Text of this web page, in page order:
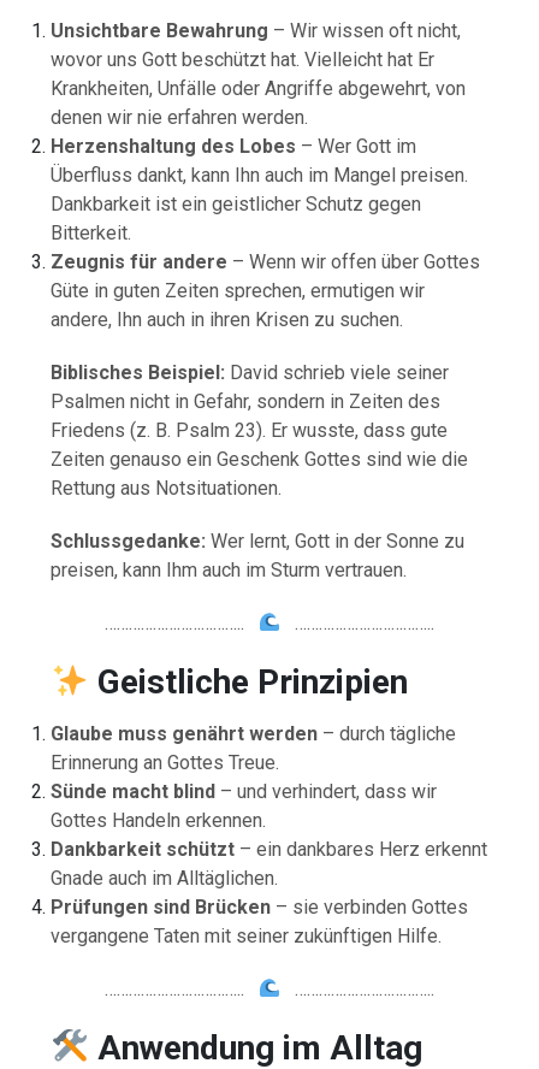
Unsichtbare Bewahrung – Wir wissen oft nicht,
wovor uns Gott beschützt hat. Vielleicht hat Er
Krankheiten, Unfälle oder Angriffe abgewehrt, von
denen wir nie erfahren werden.
Herzenshaltung des Lobes – Wer Gott im
Überfluss dankt, kann Ihn auch im Mangel preisen.
Dankbarkeit ist ein geistlicher Schutz gegen
Bitterkeit.
Zeugnis für andere – Wenn wir offen über Gottes
Güte in guten Zeiten sprechen, ermutigen wir
andere, Ihn auch in ihren Krisen zu suchen.
Biblisches Beispiel: David schrieb viele seiner
Psalmen nicht in Gefahr, sondern in Zeiten des
Friedens (z. B. Psalm 23). Er wusste, dass gute
Zeiten genauso ein Geschenk Gottes sind wie die
Rettung aus Notsituationen.
Schlussgedanke: Wer lernt, Gott in der Sonne zu
preisen, kann Ihm auch im Sturm vertrauen.
…………………………….. ……………………………..
Geistliche Prinzipien
Glaube muss genährt werden – durch tägliche
Erinnerung an Gottes Treue.
Sünde macht blind – und verhindert, dass wir
Gottes Handeln erkennen.
Dankbarkeit schützt – ein dankbares Herz erkennt
Gnade auch im Alltäglichen.
Prüfungen sind Brücken – sie verbinden Gottes
vergangene Taten mit seiner zukünftigen Hilfe.
…………………………….. ……………………………..
Anwendung im Alltag